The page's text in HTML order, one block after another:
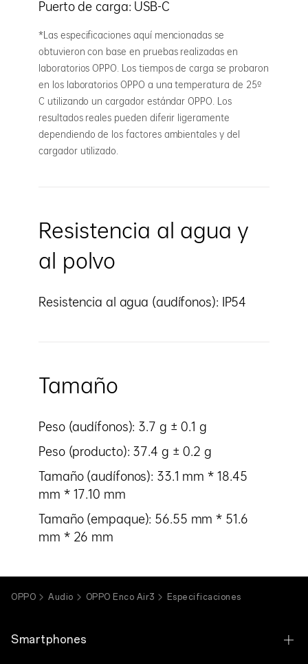
Puerto de carga: USB-C
*Las especificaciones aquí mencionadas se
obtuvieron con base en pruebas realizadas en
laboratorios OPPO. Los tiempos de carga se probaron
en los laboratorios OPPO a una temperatura de 25º
C utilizando un cargador estándar OPPO. Los
resultados reales pueden diferir ligeramente
dependiendo de los factores ambientales y del
cargador utilizado.
Resistencia al agua y
al polvo
Resistencia al agua (audífonos): IP54
Tamaño
Peso (audífonos): 3.7 g ± 0.1 g
Peso (producto): 37.4 g ± 0.2 g
Tamaño (audífonos): 33.1 mm * 18.45
mm * 17.10 mm
Tamaño (empaque): 56.55 mm * 51.6
mm * 26 mm
OPPO Audio OPPO Enco Air3 Especificaciones
Smartphones